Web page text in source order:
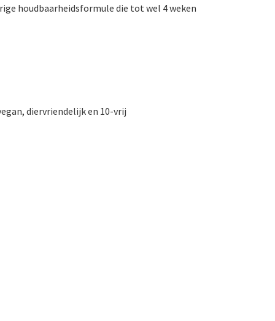
houdbaarheidsformule die tot wel 4 weken
diervriendelijk en 10-vrij